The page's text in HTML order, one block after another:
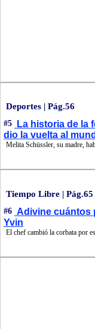
Deportes | Pág.56
#5
La historia de la
dio la vuelta al
Melita Schüssler, su madre,
Tiempo Libre | Pág.65
#6 Adivine cuántos
Yvin
El chef cambió la corbata por